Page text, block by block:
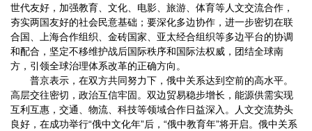
世代友好，加强教育、文化、电影、旅游、体育等人文交流合作，
夯实两国友好的社会民意基础；要深化多边协作，进一步密切在联
合国、上海合作组织、金砖国家、亚太经合组织等多边平台的协调
和配合，坚定不移维护战后国际秩序和国际法权威，团结全球南
方，引领全球治理体系改革的正确方向。
普京表示，在双方共同努力下，俄中关系达到空前的高水平。
高层交往密切，政治互信牢固。双边贸易稳步增长，能源供需实现
互利互惠，交通、物流、科技等领域合作日益深入。人文交流势头
良好，在成功举行“俄中文化年”后，“俄中教育年”将开启。俄中关系